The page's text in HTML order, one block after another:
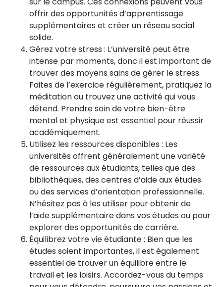
offrir des opportunités d’apprentissage
supplémentaires et créer un réseau social
solide.
Gérez votre stress : L’université peut être
intense par moments, donc il est important de
trouver des moyens sains de gérer le stress.
Faites de l’exercice régulièrement, pratiquez la
méditation ou trouvez une activité qui vous
détend. Prendre soin de votre bien-être
mental et physique est essentiel pour réussir
académiquement.
Utilisez les ressources disponibles : Les
universités offrent généralement une variété
de ressources aux étudiants, telles que des
bibliothèques, des centres d’aide aux études
ou des services d’orientation professionnelle.
N’hésitez pas à les utiliser pour obtenir de
l’aide supplémentaire dans vos études ou pour
explorer des opportunités de carrière.
Équilibrez votre vie étudiante : Bien que les
études soient importantes, il est également
essentiel de trouver un équilibre entre le
travail et les loisirs. Accordez-vous du temps